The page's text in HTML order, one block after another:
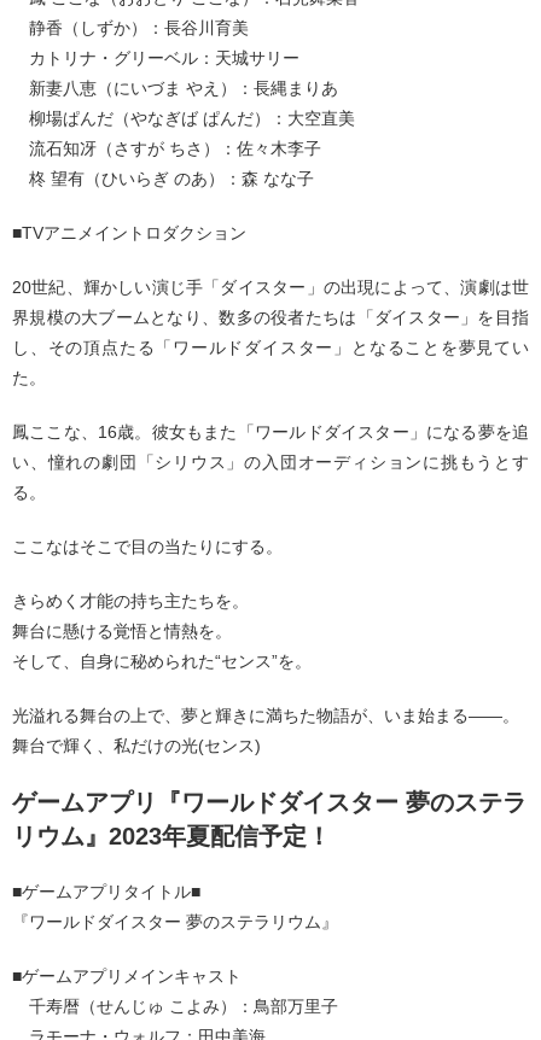
静香（しずか）：長谷川育美
カトリナ・グリーベル：天城サリー
新妻八恵（にいづま やえ）：長縄まりあ
柳場ぱんだ（やなぎば ぱんだ）：大空直美
流石知冴（さすが ちさ）：佐々木李子
柊 望有（ひいらぎ のあ）：森 なな子
■TVアニメイントロダクション
20世紀、輝かしい演じ手「ダイスター」の出現によって、演劇は世
界規模の大ブームとなり、数多の役者たちは「ダイスター」を目指
し、その頂点たる「ワールドダイスター」となることを夢見てい
た。
鳳ここな、16歳。彼女もまた「ワールドダイスター」になる夢を追
い、憧れの劇団「シリウス」の入団オーディションに挑もうとす
る。
ここなはそこで目の当たりにする。
きらめく才能の持ち主たちを。
舞台に懸ける覚悟と情熱を。
そして、自身に秘められた“センス”を。
光溢れる舞台の上で、夢と輝きに満ちた物語が、いま始まる――。
舞台で輝く、私だけの光(センス)
ゲームアプリ『ワールドダイスター 夢のステラ
リウム』2023年夏配信予定！
■ゲームアプリタイトル■
『ワールドダイスター 夢のステラリウム』
■ゲームアプリメインキャスト
千寿暦（せんじゅ こよみ）：鳥部万里子